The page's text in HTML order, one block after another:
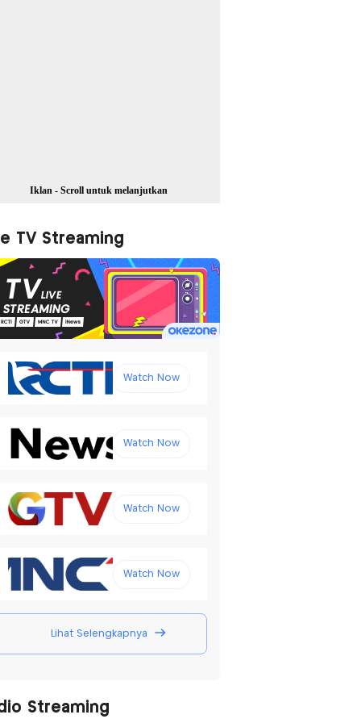
Iklan - Scroll untuk melanjutkan
TV Streaming
Watch Now
Watch Now
Watch Now
Watch Now
Lihat Selengkapnya
Streaming